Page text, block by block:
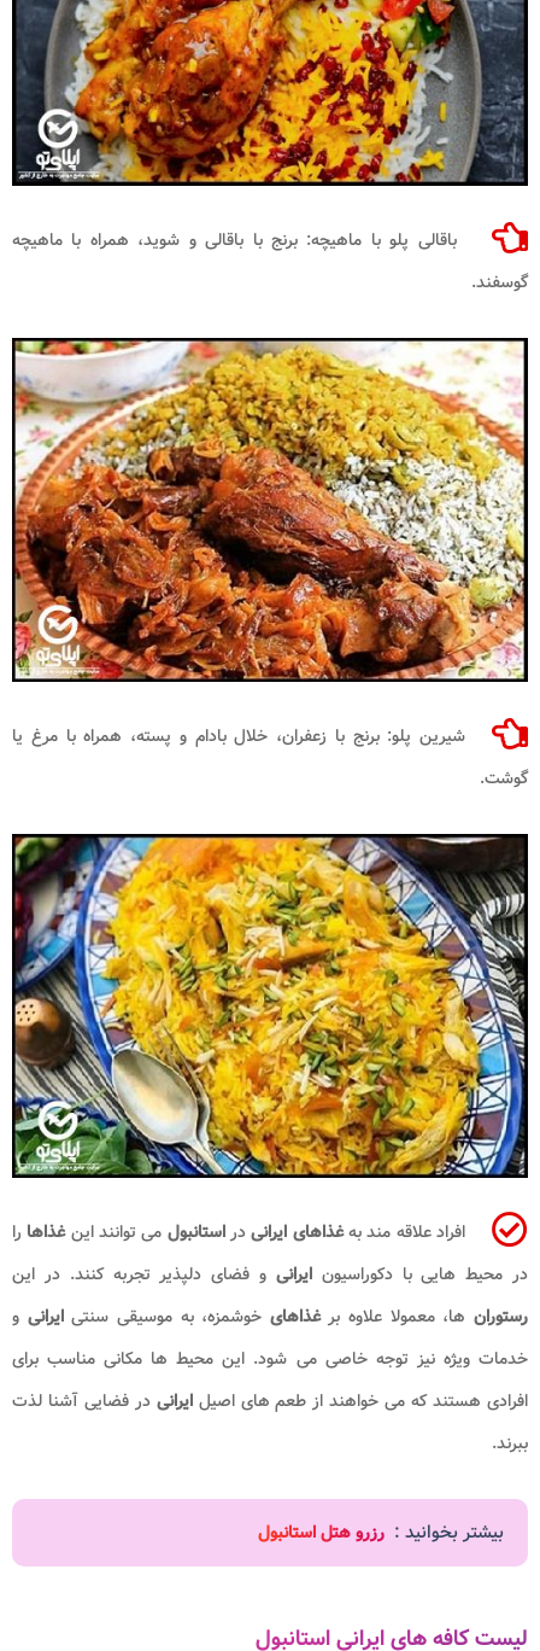
باقالی پلو با ماهیچه: برنج با باقالی و شوید، همراه با ماهیچه
گوسفند.
شیرین پلو: برنج با زعفران، خلال بادام و پسته، همراه با مرغ یا
گوشت.
افراد علاقه مند بهغذاهای ایرانیدراستانبول می توانند اینغذاها را
در محیط هایی با دکوراسیونایرانی و فضای دلپذیر تجربه کنند. در این
رستوران ها، معمولا علاوه برغذاهای خوشمزه، به موسیقی سنتیایرانی و
خدمات ویژه نیز توجه خاصی می شود. این محیط ها مکانی مناسب برای
افرادی هستند که می خواهند از طعم های اصیلایرانیدر فضایی آشنا لذت
ببرند.
بیشتر بخوانید : رزرو هتل استانبول
لیست کافه های ایرانی استانبول